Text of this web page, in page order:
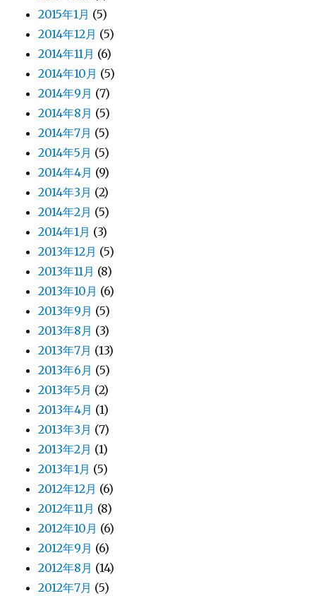
2015年1月 (5)
2014年12月 (5)
2014年11月 (6)
2014年10月 (5)
2014年9月 (7)
2014年8月 (5)
2014年7月 (5)
2014年5月 (5)
2014年4月 (9)
2014年3月 (2)
2014年2月 (5)
2014年1月 (3)
2013年12月 (5)
2013年11月 (8)
2013年10月 (6)
2013年9月 (5)
2013年8月 (3)
2013年7月 (13)
2013年6月 (5)
2013年5月 (2)
2013年4月 (1)
2013年3月 (7)
2013年2月 (1)
2013年1月 (5)
2012年12月 (6)
2012年11月 (8)
2012年10月 (6)
2012年9月 (6)
2012年8月 (14)
2012年7月 (5)